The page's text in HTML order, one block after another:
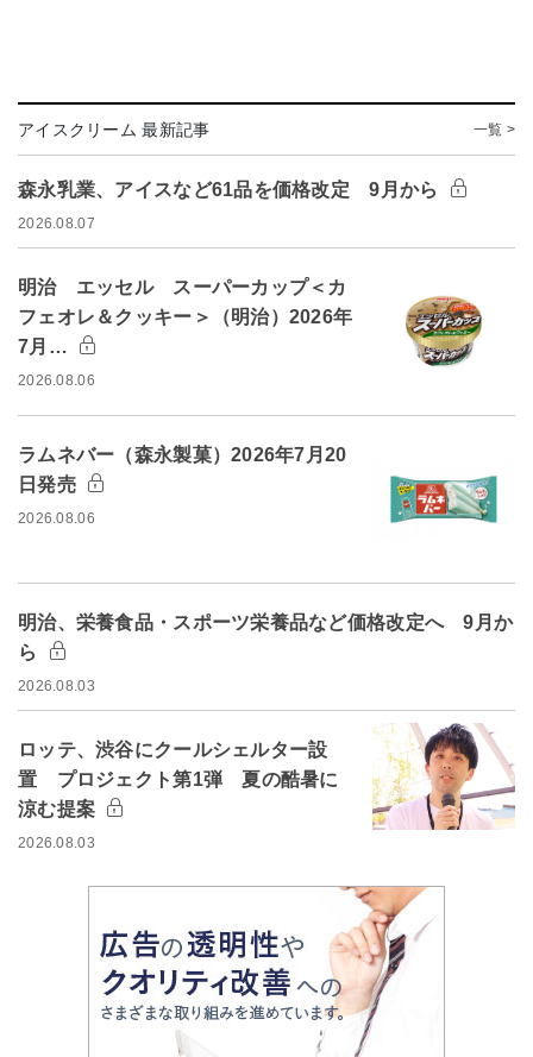
アイスクリーム 最新記事 一覧 >
森永乳業、アイスなど61品を価格改定 9月から
2026.08.07
明治 エッセル スーパーカップ＜カ
フェオレ＆クッキー＞（明治）2026年
7月…
2026.08.06
ラムネバー（森永製菓）2026年7月20
日発売
2026.08.06
明治、栄養食品・スポーツ栄養品など価格改定へ 9月か
ら
2026.08.03
ロッテ、渋谷にクールシェルター設
置 プロジェクト第1弾 夏の酷暑に
涼む提案
2026.08.03